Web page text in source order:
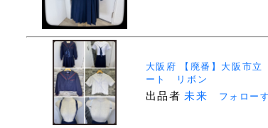
大阪府 【廃番】大阪市
ート リボン
出品者 未来 フォロー